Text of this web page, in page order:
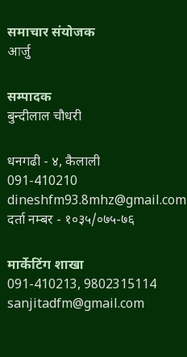
समाचार संयोजक
आर्जु
सम्पादक
बुन्दीलाल चौधरी
धनगढी - ४, कैलाली
091-410210
dineshfm93.8mhz@gmail.com
दर्ता नम्बर - १०३५/०७५-७६
मार्केटिंग शाखा
091-410213, 9802315114
sanjitadfm@gmail.com